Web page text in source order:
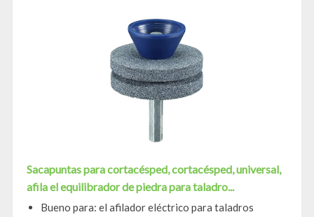
Sacapuntas para cortacésped, cortacésped, universal,
afila el equilibrador de piedra para taladro...
Bueno para: el afilador eléctrico para taladros